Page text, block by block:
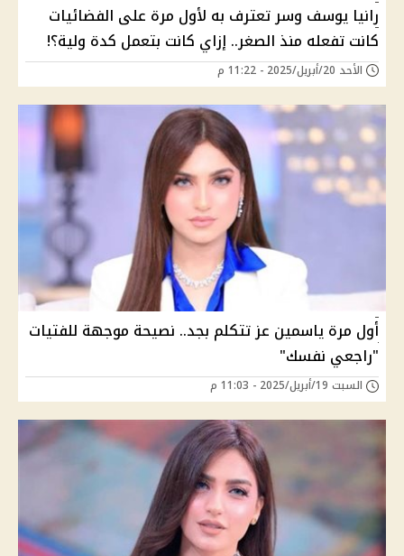
رانيا يوسف وسر تعترف به لأول مرة على الفضائيات
كانت تفعله منذ الصغر.. إزاي كانت بتعمل كدة ولية؟!
الأحد 20/أبريل/2025 - 11:22 م
أول مرة ياسمين عز تتكلم بجد.. نصيحة موجهة للفتيات
"راجعي نفسك"
السبت 19/أبريل/2025 - 11:03 م